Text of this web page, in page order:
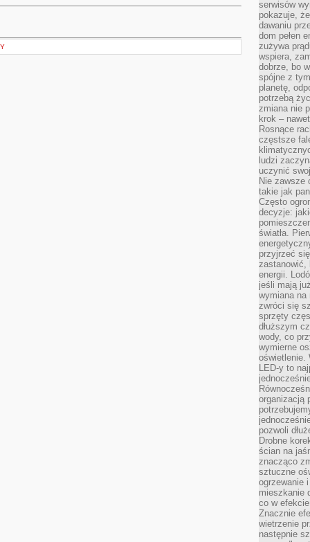
serwisów
pokazuje,
dawaniu
dom pełen
zużywa
wspiera,
dobrze, bo
spójne z
planetę,
potrzebą
zmiana nie
krok –
Rosnące
częstsze
ludzi
uczynić
Nie zawsze
takie jak
Często
decyzje:
światła.
przyjrzeć
zastanowić,
energii.
jeśli mają
wymiana na
zwróci się
sprzęty
dłuższym
wody, co
wymierne
oświetlenie.
LED-y to
organizacją
pozwoli
Drobne
ścian na
znacząco
sztuczne
ogrzewanie
mieszkanie
co w
Znacznie
wietrzenie
następnie